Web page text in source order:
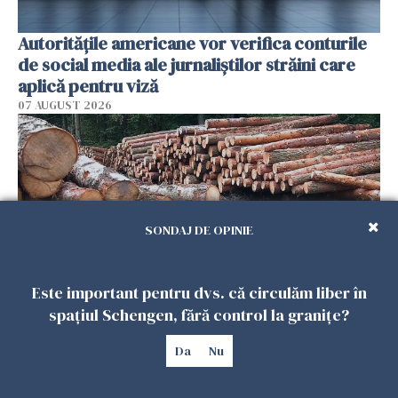
Autorităţile americane vor verifica conturile
de social media ale jurnaliştilor străini care
aplică pentru viză
07 AUGUST 2026
Scandal în Austria după ce un investitor
belgian a defrișat 19 hectare de pădure
SONDAJ DE OPINIE
Este important pentru dvs. că circulăm liber în
spațiul Schengen, fără control la granițe?
Da Nu